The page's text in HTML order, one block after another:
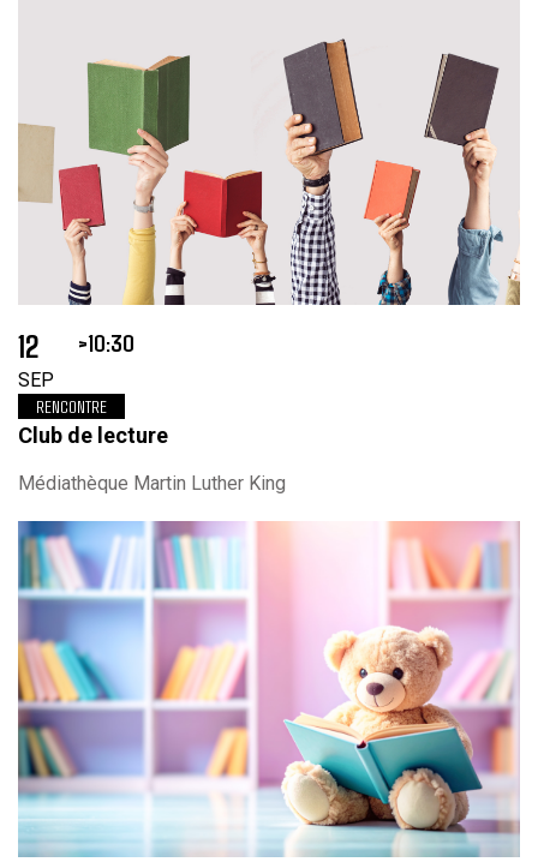
12
SEP
10:30
RENCONTRE
Club de lecture
Médiathèque Martin Luther King